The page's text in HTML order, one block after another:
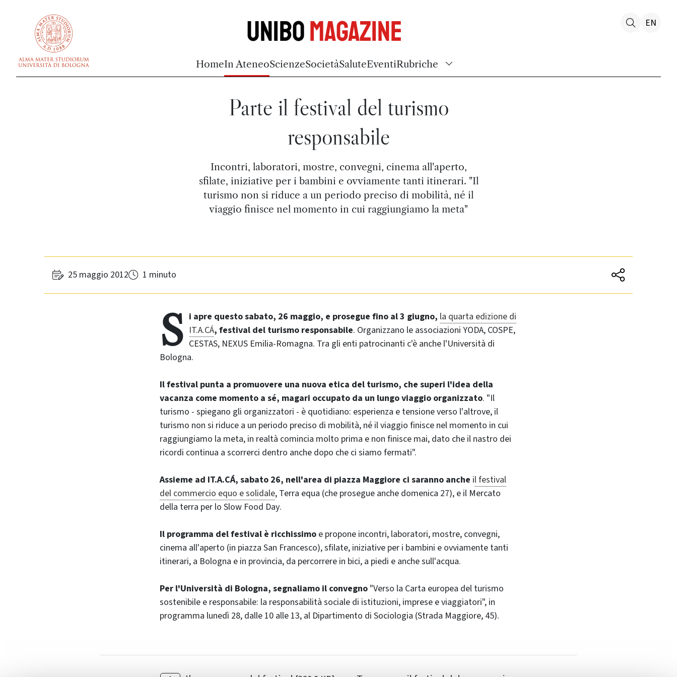
UniboMagazine
HomeIn AteneoScienzeSocietàSaluteEventiRubriche
EN
Parte il festival del turismo
responsabile
Incontri, laboratori, mostre, convegni, cinema all'aperto,
sfilate, iniziative per i bambini e ovviamente tanti itinerari. "Il
turismo non si riduce a un periodo preciso di mobilità, né il
viaggio finisce nel momento in cui raggiungiamo la meta"
25 maggio 2012 1 minuto
S i apre questo sabato, 26 maggio, e prosegue fino al 3 giugno, la quarta edizione di
IT.A.CÁ, festival del turismo responsabile. Organizzano le associazioni YODA, COSPE,
CESTAS, NEXUS Emilia-Romagna. Tra gli enti patrocinanti c'è anche l'Università di
Bologna.
Il festival punta a promuovere una nuova etica del turismo, che superi l'idea della
vacanza come momento a sé, magari occupato da un lungo viaggio organizzato. "Il
turismo - spiegano gli organizzatori - è quotidiano: esperienza e tensione verso l'altrove, il
turismo non si riduce a un periodo preciso di mobilità, né il viaggio finisce nel momento in cui
raggiungiamo la meta, in realtà comincia molto prima e non finisce mai, dato che il nastro dei
ricordi continua a scorrerci dentro anche dopo che ci siamo fermati".
Assieme ad IT.A.CÁ, sabato 26, nell'area di piazza Maggiore ci saranno anche il festival
del commercio equo e solidale, Terra equa (che prosegue anche domenica 27), e il Mercato
della terra per lo Slow Food Day.
Il programma del festival è ricchissimo e propone incontri, laboratori, mostre, convegni,
cinema all'aperto (in piazza San Francesco), sfilate, iniziative per i bambini e ovviamente tanti
itinerari, a Bologna e in provincia, da percorrere in bici, a piedi e anche sull'acqua.
Per l'Università di Bologna, segnaliamo il convegno "Verso la Carta europea del turismo
sostenibile e responsabile: la responsabilità sociale di istituzioni, imprese e viaggiatori", in
programma lunedì 28, dalle 10 alle 13, al Dipartimento di Sociologia (Strada Maggiore, 45).